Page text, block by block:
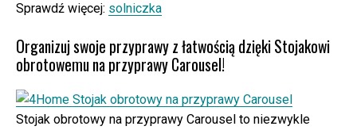
Sprawdź więcej: solniczka
Organizuj swoje przyprawy z łatwością dzięki Stojakowi
obrotowemu na przyprawy Carousel!
Stojak obrotowy na przyprawy Carousel to niezwykle